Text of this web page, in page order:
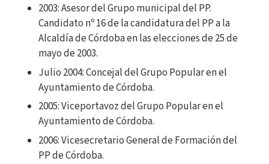
2003: Asesor del Grupo municipal del PP.
Candidato nº 16 de la candidatura del PP a la
Alcaldía de Córdoba en las elecciones de 25 de
mayo de 2003.
Julio 2004: Concejal del Grupo Popular en el
Ayuntamiento de Córdoba.
2005: Viceportavoz del Grupo Popular en el
Ayuntamiento de Córdoba.
2006: Vicesecretario General de Formación del
PP de Córdoba.